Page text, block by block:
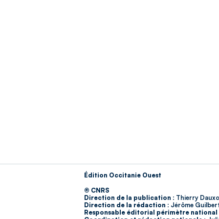
Édition Occitanie Ouest
© CNRS
Direction de la publication : Thierry
Direction de la rédaction : Jérôme
Responsable éditorial périmètre national